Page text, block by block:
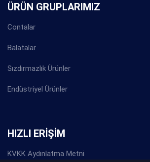
ÜRÜN GRUPLARIMIZ
Contalar
Balatalar
Sızdırmazlık Ürünler
Endüstriyel Ürünler
HIZLI ERİŞİM
KVKK Aydınlatma Metni